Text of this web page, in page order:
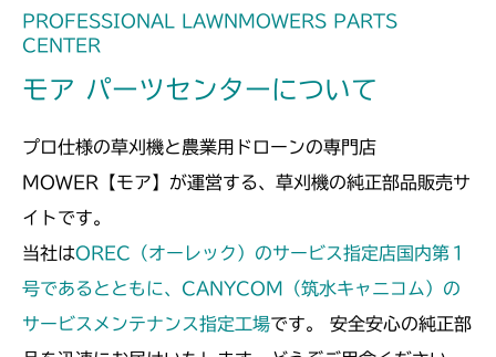
本体 FIG28 シート
PROFESSIONAL LAWNMOWERS PARTS
CENTER
モア パーツセンターについて
プロ仕様の草刈機と農業用ドローンの専門店
MOWER【モア】が運営する、草刈機の純正部品販売サ
イトです。
当社はOREC（オーレック）のサービス指定店国内第１
号であるとともに、CANYCOM（筑水キャニコム）の
サービスメンテナンス指定工場です。 安全安心の純正部